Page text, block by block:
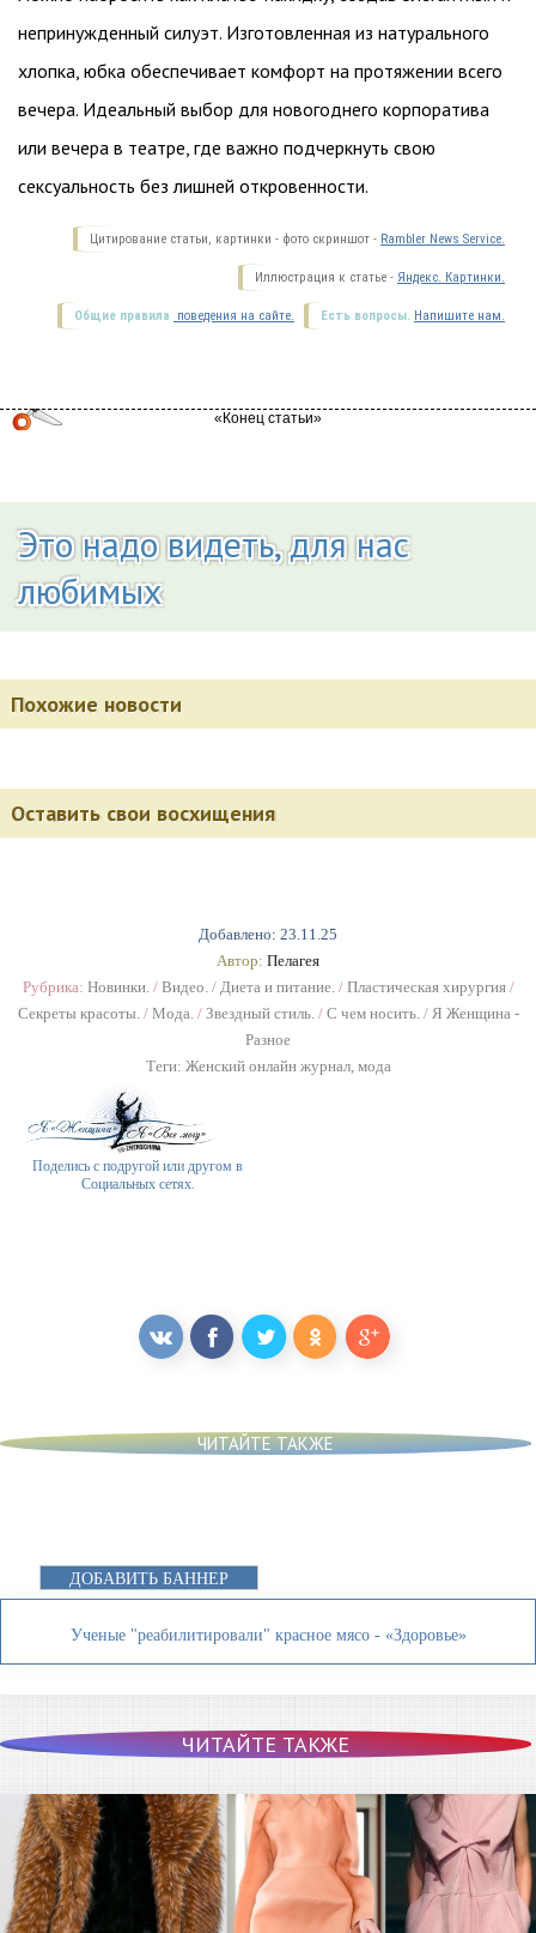
Добавлено: 23.11.25
Автор: Пелагея
Рубрика: Новинки. / Видео. / Диета и питание. / Пластическая хирургия/
Секреты красоты. / Мода. / Звездный стиль. / С чем носить. / Я Женщина -
Разное
Теги: Женский онлайн журнал, мода
Поделись с подругой или другом в
Социальных сетях.
непринужденный силуэт. Изготовленная из натурального
хлопка, юбка обеспечивает комфорт на протяжении всего
вечера. Идеальный выбор для новогоднего корпоратива
или вечера в театре, где важно подчеркнуть свою
сексуальность без лишней откровенности.
Цитирование статьи, картинки - фото скриншот - Rambler News Service.
Иллюстрация к статье - Яндекс. Картинки.
Есть вопросы. Напишите нам.
Общие правила поведения на сайте.
Это надо видеть, для нас
любимых
Похожие новости
Оставить свои восхищения
ЧИТАЙТЕ ТАКЖЕ
ДОБАВИТЬ БАННЕР
Ученые "реабилитировали" красное мясо - «Здоровье»
ЧИТАЙТЕ ТАКЖЕ